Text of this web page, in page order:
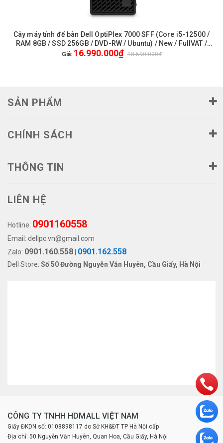
Cây máy tính để bàn Dell OptiPlex 7000 SFF (Core i5-12500 /
RAM 8GB / SSD 256GB / DVD-RW / Ubuntu) / New / FullVAT /
Genuine / 3Yr Pro - (01DB7000SFF12500.02)
Giá: 16.990.000₫ 18.590.000₫
SẢN PHẨM
CHÍNH SÁCH
THÔNG TIN
LIÊN HỆ
Hotline: 0901160558
Email: dellpc.vn@gmail.com
Zalo: 0901.160.558 0901.162.558
Dell Store: Số 50 Đường Nguyễn Văn Huyên, Cầu Giấy, Hà Nội
CÔNG TY TNHH HDMALL VIỆT NAM
Giấy ĐKDN số: 0108898117 do Sở KH&ĐT TP Hà Nội cấp
Địa chỉ: 50 Nguyễn Văn Huyên, Quan Hoa, Cầu Giấy, Hà Nội